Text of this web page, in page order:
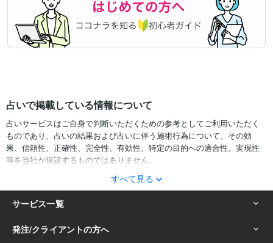
占いで掲載している情報について
占いサービスはご自身で判断いただくための参考としてご利用いただく
ものであり、占いの結果および占いに伴う施術行為について、その効
果、信頼性、正確性、完全性、有効性、特定の目的への適合性、実現性
等を当社が保証するものではありません。
サービスの結果をどのように利用するかは、お客様ご自身の自己責任に
おいて判断をお願いいたします。
占いの結果およびその内容を踏まえておこなったお客様の行動により生
ずる一切の損害について、当社および情報の提供者は一切責任を負いか
ねます。
すべて見る